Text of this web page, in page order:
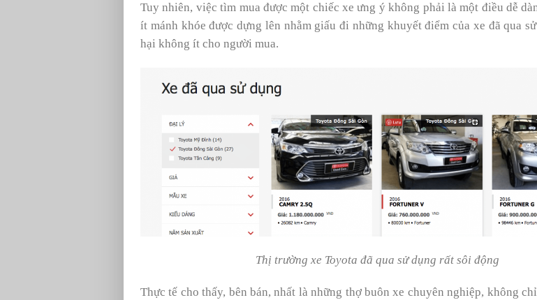
Tuy nhiên, việc tìm mua được một chiếc xe ưng ý không phải là một điều dễ
ít mánh khóe được dựng lên nhằm giấu đi những khuyết điểm của xe đã qua
hại không ít cho người mua.
Thị trường xe Toyota đã qua sử dụng rất sôi động
Thực tế cho thấy, bên bán, nhất là những thợ buôn xe chuyên nghiệp, không